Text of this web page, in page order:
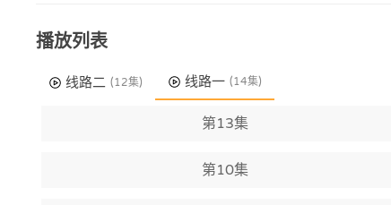
播放列表
线路二 (12集) 线路一 (14集)
第13集
第10集